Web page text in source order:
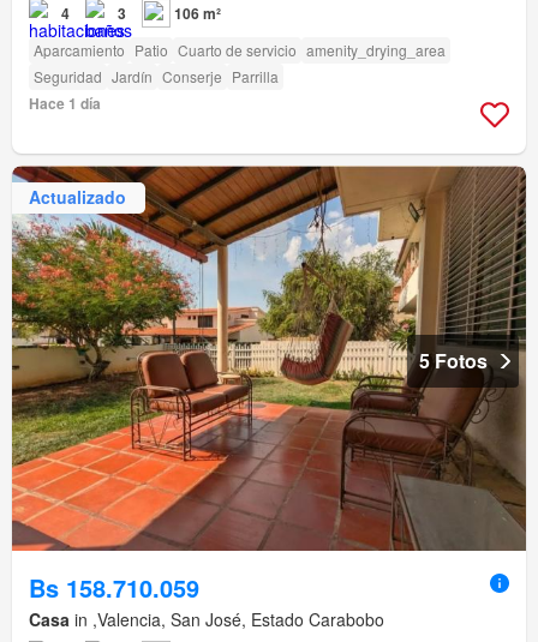
4 3 106 m²
Aparcamiento Patio Cuarto de servicio amenity_drying_area
Seguridad Jardín Conserje Parrilla
Hace 1 día
Actualizado
5 Fotos
Bs 158.710.059
Casa in ,Valencia, San José, Estado Carabobo